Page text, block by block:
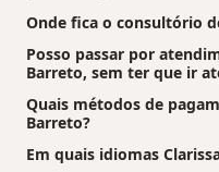
Onde fica o consultório
Posso passar por
Barreto, sem ter que ir
Quais métodos de
Barreto?
Em quais idiomas